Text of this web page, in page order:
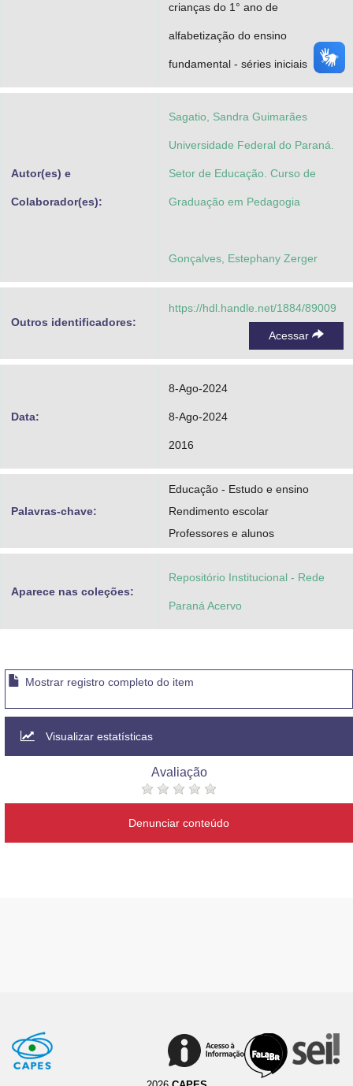
crianças do 1° ano de
alfabetização do ensino
fundamental - séries iniciais
Autor(es) e
Colaborador(es):
Sagatio, Sandra Guimarães
Universidade Federal do Paraná.
Setor de Educação. Curso de
Graduação em Pedagogia
Gonçalves, Estephany Zerger
Outros identificadores:
https://hdl.handle.net/1884/89009
Acessar
Data:
8-Ago-2024
8-Ago-2024
2016
Palavras-chave:
Educação - Estudo e ensino
Rendimento escolar
Professores e alunos
Aparece nas coleções:
Repositório Institucional - Rede
Paraná Acervo
Mostrar registro completo do item
Visualizar estatísticas
Avaliação
Denunciar conteúdo